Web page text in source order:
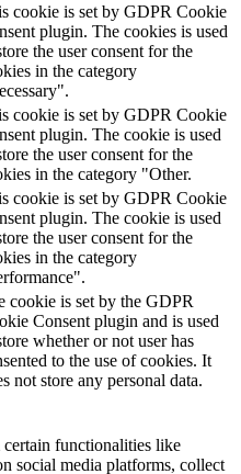
cookie is set by GDPR Cookie
plugin. The cookies is used
the user consent for the
in the category
cookie is set by GDPR Cookie
plugin. The cookie is used
the user consent for the
in the category "Other.
cookie is set by GDPR Cookie
plugin. The cookie is used
the user consent for the
in the category
cookie is set by the GDPR
Consent plugin and is used
whether or not user has
to the use of cookies. It
not store any personal data.
functionalities like
social media platforms, collect